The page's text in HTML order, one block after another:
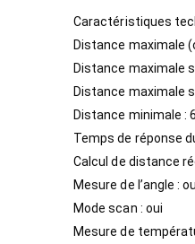
Caractéristiques
Distance maximale
Distance maximale
Distance maximale
Distance minimale :
Temps de réponse
Calcul de distance
Mesure de l’angle :
Mode scan : oui
Mesure de